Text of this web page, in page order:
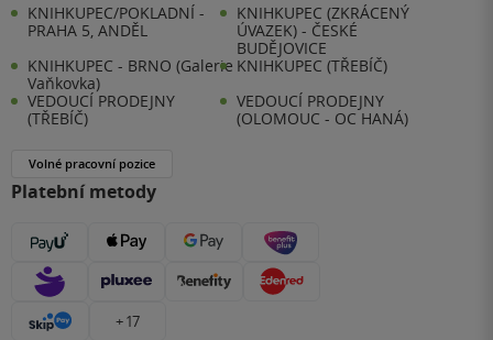
KNIHKUPEC/POKLADNÍ -
PRAHA 5, ANDĚL
KNIHKUPEC (ZKRÁCENÝ
ÚVAZEK) - ČESKÉ
BUDĚJOVICE
KNIHKUPEC - BRNO (Galerie
Vaňkovka)
KNIHKUPEC (TŘEBÍČ)
VEDOUCÍ PRODEJNY
(TŘEBÍČ)
VEDOUCÍ PRODEJNY
(OLOMOUC - OC HANÁ)
Volné pracovní pozice
Platební metody
+ 17